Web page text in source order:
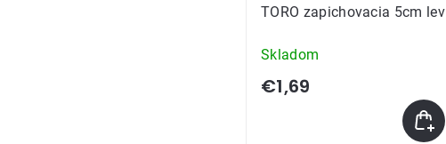
TORO zapichovacia 5cm lev
Skladom
€1,69